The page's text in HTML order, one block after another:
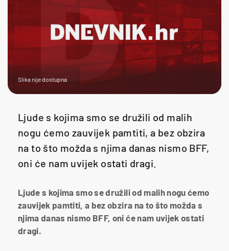
Slika nije dostupna
Ljude s kojima smo se družili od malih
nogu ćemo zauvijek pamtiti, a bez obzira
na to što možda s njima danas nismo BFF,
oni će nam uvijek ostati dragi.
Ljude s kojima smo se družili od malih nogu ćemo
zauvijek pamtiti, a bez obzira na to što možda s
njima danas nismo BFF, oni će nam uvijek ostati
dragi.